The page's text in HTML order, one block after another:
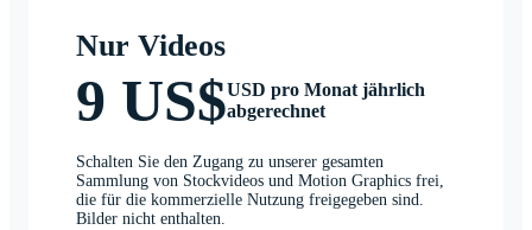
Nur Videos
9 US$USD pro Monat jährlich
abgerechnet
Schalten Sie den Zugang zu unserer gesamten
Sammlung von Stockvideos und Motion Graphics frei,
die für die kommerzielle Nutzung freigegeben sind.
Bilder nicht enthalten.